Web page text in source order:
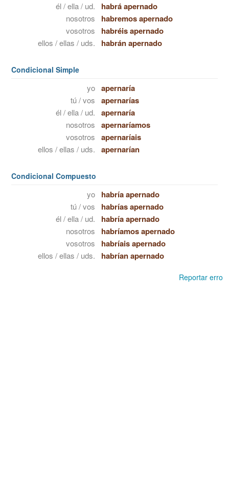
él / ella / ud. habrá apernado
nosotros habremos apernado
vosotros habréis apernado
ellos / ellas / uds. habrán apernado
Condicional Simple
yo apernaría
tú / vos apernarías
él / ella / ud. apernaría
nosotros apernaríamos
vosotros apernaríais
ellos / ellas / uds. apernarían
Condicional Compuesto
yo habría apernado
tú / vos habrías apernado
él / ella / ud. habría apernado
nosotros habríamos apernado
vosotros habríais apernado
ellos / ellas / uds. habrían apernado
Reportar erro